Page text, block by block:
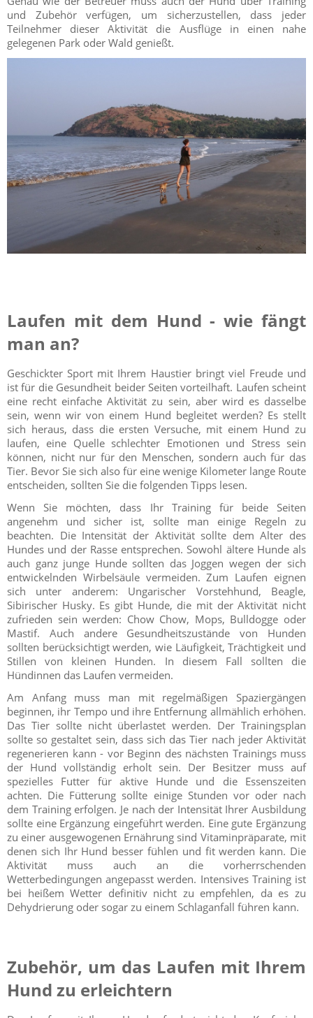
und Zubehör verfügen, um sicherzustellen, dass jeder
Teilnehmer dieser Aktivität die Ausflüge in einen nahe
gelegenen Park oder Wald genießt.
Laufen mit dem Hund - wie fängt
man an?
Geschickter Sport mit Ihrem Haustier bringt viel Freude und
ist für die Gesundheit beider Seiten vorteilhaft. Laufen scheint
eine recht einfache Aktivität zu sein, aber wird es dasselbe
sein, wenn wir von einem Hund begleitet werden? Es stellt
sich heraus, dass die ersten Versuche, mit einem Hund zu
laufen, eine Quelle schlechter Emotionen und Stress sein
können, nicht nur für den Menschen, sondern auch für das
Tier. Bevor Sie sich also für eine wenige Kilometer lange Route
entscheiden, sollten Sie die folgenden Tipps lesen.
Wenn Sie möchten, dass Ihr Training für beide Seiten
angenehm und sicher ist, sollte man einige Regeln zu
beachten. Die Intensität der Aktivität sollte dem Alter des
Hundes und der Rasse entsprechen. Sowohl ältere Hunde als
auch ganz junge Hunde sollten das Joggen wegen der sich
entwickelnden Wirbelsäule vermeiden. Zum Laufen eignen
sich unter anderem: Ungarischer Vorstehhund, Beagle,
Sibirischer Husky. Es gibt Hunde, die mit der Aktivität nicht
zufrieden sein werden: Chow Chow, Mops, Bulldogge oder
Mastif. Auch andere Gesundheitszustände von Hunden
sollten berücksichtigt werden, wie Läufigkeit, Trächtigkeit und
Stillen von kleinen Hunden. In diesem Fall sollten die
Hündinnen das Laufen vermeiden.
Am Anfang muss man mit regelmäßigen Spaziergängen
beginnen, ihr Tempo und ihre Entfernung allmählich erhöhen.
Das Tier sollte nicht überlastet werden. Der Trainingsplan
sollte so gestaltet sein, dass sich das Tier nach jeder Aktivität
regenerieren kann - vor Beginn des nächsten Trainings muss
der Hund vollständig erholt sein. Der Besitzer muss auf
spezielles Futter für aktive Hunde und die Essenszeiten
achten. Die Fütterung sollte einige Stunden vor oder nach
dem Training erfolgen. Je nach der Intensität Ihrer Ausbildung
sollte eine Ergänzung eingeführt werden. Eine gute Ergänzung
zu einer ausgewogenen Ernährung sind Vitaminpräparate, mit
denen sich Ihr Hund besser fühlen und fit werden kann. Die
Aktivität muss auch an die vorherrschenden
Wetterbedingungen angepasst werden. Intensives Training ist
bei heißem Wetter definitiv nicht zu empfehlen, da es zu
Dehydrierung oder sogar zu einem Schlaganfall führen kann.
Zubehör, um das Laufen mit Ihrem
Hund zu erleichtern